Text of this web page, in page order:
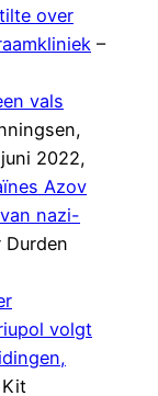
over
–
vals
2022,
Azov
nazi-
Durden
volgt
Kit